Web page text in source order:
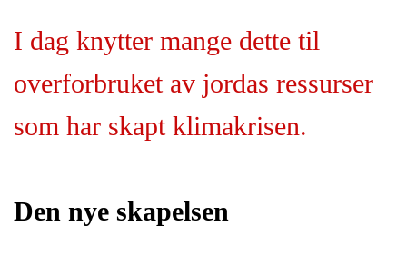
I dag knytter mange dette til
overforbruket av jordas ressurser
som har skapt klimakrisen.
Den nye skapelsen